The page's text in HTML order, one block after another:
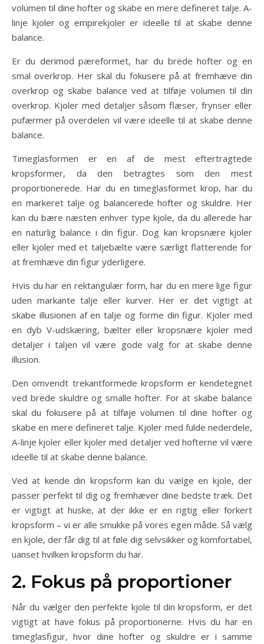
volumen til dine hofter og skabe en mere defineret talje. A-
linje kjoler og empirekjoler er ideelle til at skabe denne
balance.
Er du derimod pæreformet, har du brede hofter og en
smal overkrop. Her skal du fokusere på at fremhæve din
overkrop og skabe balance ved at tilføje volumen til din
overkrop. Kjoler med detaljer såsom flæser, frynser eller
pufærmer på overdelen vil være ideelle til at skabe denne
balance.
Timeglasformen er en af de mest eftertragtede
kropsformer, da den betragtes som den mest
proportionerede. Har du en timeglasformet krop, har du
en markeret talje og balancerede hofter og skuldre. Her
kan du bære næsten enhver type kjole, da du allerede har
en naturlig balance i din figur. Dog kan kropsnære kjoler
eller kjoler med et taljebælte være særligt flatterende for
at fremhæve din figur yderligere.
Hvis du har en rektangulær form, har du en mere lige figur
uden markante talje eller kurver. Her er det vigtigt at
skabe illusionen af en talje og forme din figur. Kjoler med
en dyb V-udskæring, bælter eller kropsnære kjoler med
detaljer i taljen vil være gode valg for at skabe denne
illusion.
Den omvendt trekantformede kropsform er kendetegnet
ved brede skuldre og smalle hofter. For at skabe balance
skal du fokusere på at tilføje volumen til dine hofter og
skabe en mere defineret talje. Kjoler med fulde nederdele,
A-linje kjoler eller kjoler med detaljer ved hofterne vil være
ideelle til at skabe denne balance.
Ved at kende din kropsform kan du vælge en kjole, der
passer perfekt til dig og fremhæver dine bedste træk. Det
er vigtigt at huske, at der ikke er en rigtig eller forkert
kropsform – vi er alle smukke på vores egen måde. Så vælg
en kjole, der får dig til at føle dig selvsikker og komfortabel,
uanset hvilken kropsform du har.
2. Fokus på proportioner
Når du vælger den perfekte kjole til din kropsform, er det
vigtigt at have fokus på proportionerne. Hvis du har en
timeglasfigur, hvor dine hofter og skuldre er i samme